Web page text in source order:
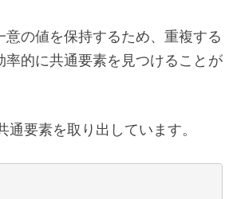
の値を保持するため、重複する
的に共通要素を見つけることが
要素を取り出しています。